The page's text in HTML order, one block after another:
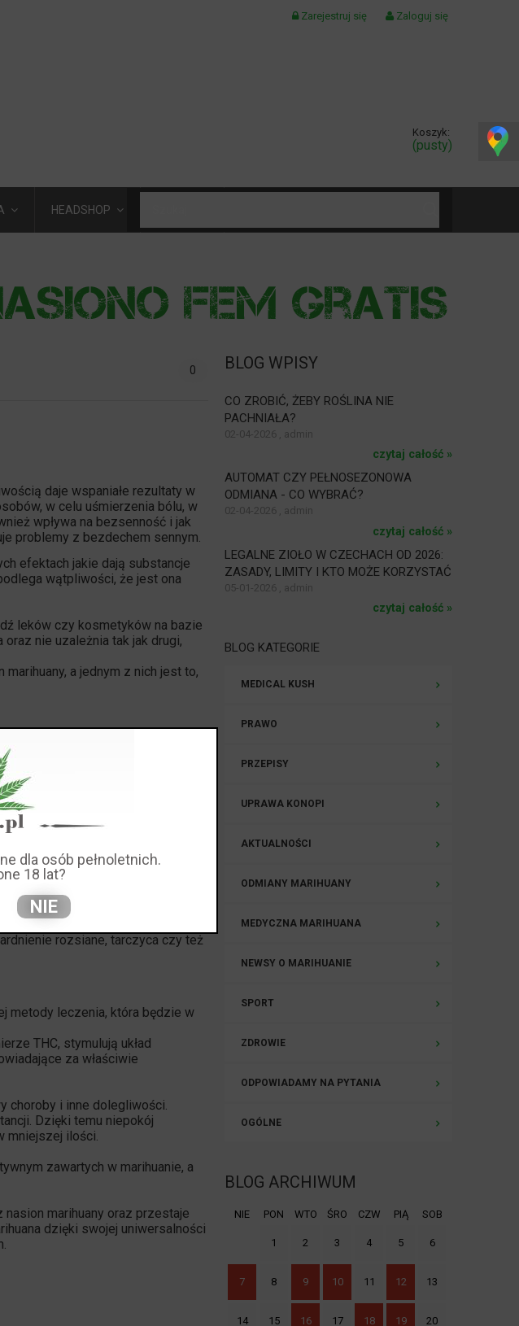
Zarejestruj się Zaloguj się
Koszyk:
(pusty)
HEADSHOP
0
daje wspaniałe rezultaty w
w celu uśmierzenia bólu, w
wpływa na bezsenność i jak
problemy z bezdechem sennym.
efektach jakie dają substancje
wątpliwości, że jest ona
leków czy kosmetyków na bazie
nie uzależnia tak jak drugi,
a jednym z nich jest to,
się wrażliwe punkty, które pod
ludności na świecie. Częściej
nich stwierdza, iż problemem jest
- owe bodźce powinny
odpowiedniej ilości snu bądź w
się do nieuleczalnych jak i
rozsiane, tarczyca czy też
metody leczenia, która będzie w
THC, stymulują układ
za właściwie
choroby i inne dolegliwości.
Dzięki temu niepokój
mniejszej ilości.
zawartych w marihuanie, a
nasion marihuany oraz przestaje
dzięki swojej uniwersalności
BLOG WPISY
CO ZROBIĆ, ŻEBY ROŚLINA NIE
PACHNIAŁA?
02-04-2026 , admin
czytaj całość »
AUTOMAT CZY PEŁNOSEZONOWA
ODMIANA - CO WYBRAĆ?
02-04-2026 , admin
czytaj całość »
LEGALNE ZIOŁO W CZECHACH OD 2026:
ZASADY, LIMITY I KTO MOŻE KORZYSTAĆ
05-01-2026 , admin
czytaj całość »
BLOG KATEGORIE
MEDICAL KUSH
PRAWO
PRZEPISY
UPRAWA KONOPI
AKTUALNOŚCI
ODMIANY MARIHUANY
MEDYCZNA MARIHUANA
NEWSY O MARIHUANIE
SPORT
ZDROWIE
ODPOWIADAMY NA PYTANIA
OGÓLNE
BLOG ARCHIWUM
NIE PON WTO ŚRO CZW PIĄ SOB
1 2 3 4 5 6
7 8 9 10 11 12 13
14 15 16 17 18 19 20
dla osób pełnoletnich.
18 lat?
NIE